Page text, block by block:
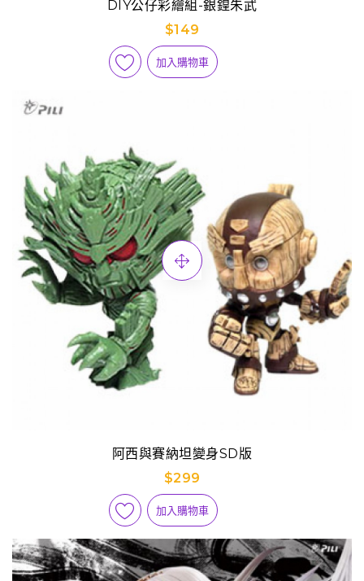
DIY公仔彩繪組-銀鍠朱武
$149
加入購物車
阿西與賽納坦變身SD版
$299
加入購物車